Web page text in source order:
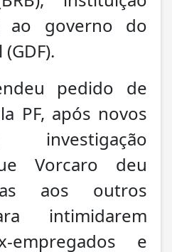
ao governo do
pedido de
PF, após novos
Vorcaro deu
aos outros
intimidarem
empregados e